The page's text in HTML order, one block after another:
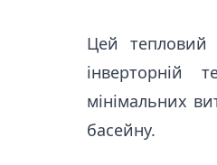
Цей тепловий
інверторній
мінімальних
басейну.